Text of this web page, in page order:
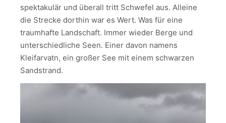
spektakulär und überall tritt Schwefel aus. Alleine
die Strecke dorthin war es Wert. Was für eine
traumhafte Landschaft. Immer wieder Berge und
unterschiedliche Seen. Einer davon namens
Kleifarvatn, ein großer See mit einem schwarzen
Sandstrand.